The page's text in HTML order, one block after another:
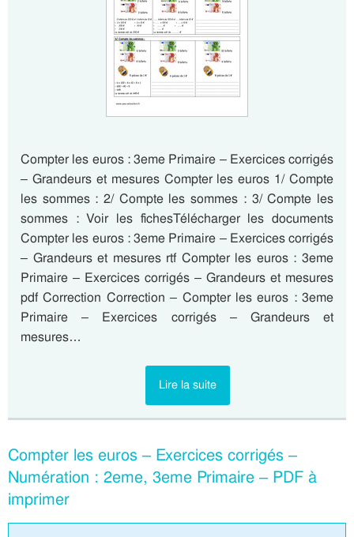
Compter les euros : 3eme Primaire – Exercices corrigés
– Grandeurs et mesures Compter les euros 1/ Compte
les sommes : 2/ Compte les sommes : 3/ Compte les
sommes : Voir les fichesTélécharger les documents
Compter les euros : 3eme Primaire – Exercices corrigés
– Grandeurs et mesures rtf Compter les euros : 3eme
Primaire – Exercices corrigés – Grandeurs et mesures
pdf Correction Correction – Compter les euros : 3eme
Primaire – Exercices corrigés – Grandeurs et
mesures…
Lire la suite
Compter les euros – Exercices corrigés –
Numération : 2eme, 3eme Primaire – PDF à
imprimer